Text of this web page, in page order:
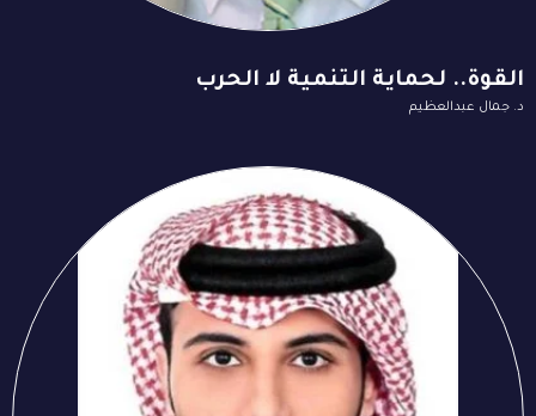
القوة.. لحماية التنمية لا الحرب
د. جمال عبدالعظيم